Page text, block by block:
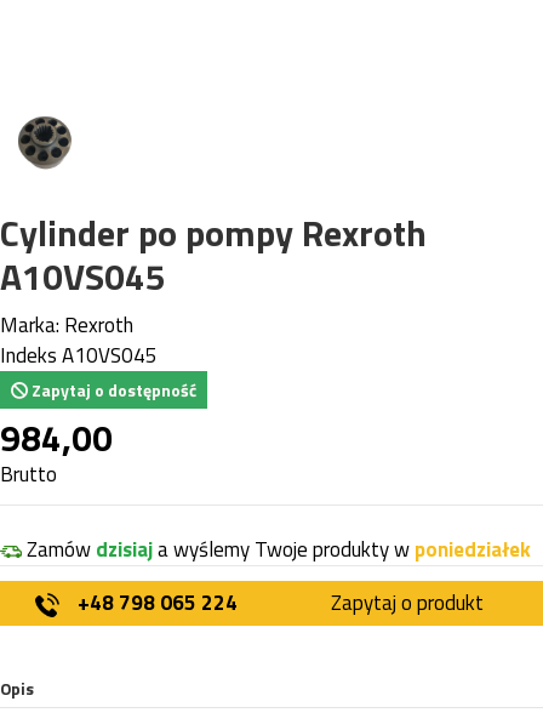
Cylinder po pompy Rexroth
A10VS045
Marka: Rexroth
IndeksA10VS045
Zapytaj o dostępność
984,00
Brutto
Zamówdzisiaja wyślemy Twoje produkty wponiedziałek
+48 798 065 224
Zapytaj o produkt
Opis